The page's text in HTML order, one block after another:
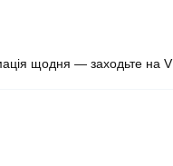
щодня — заходьте на